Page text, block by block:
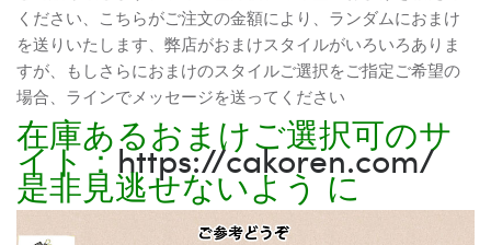
ください、こちらがご注文の金額により、ランダムにおまけ
を送りいたします、弊店がおまけスタイルがいろいろありま
すが、もしさらにおまけのスタイルご選択をご指定ご希望の
場合、ラインでメッセージを送ってください
在庫あるおまけご選択可のサ
イト：https://cakoren.com/
是非見逃せないよう に